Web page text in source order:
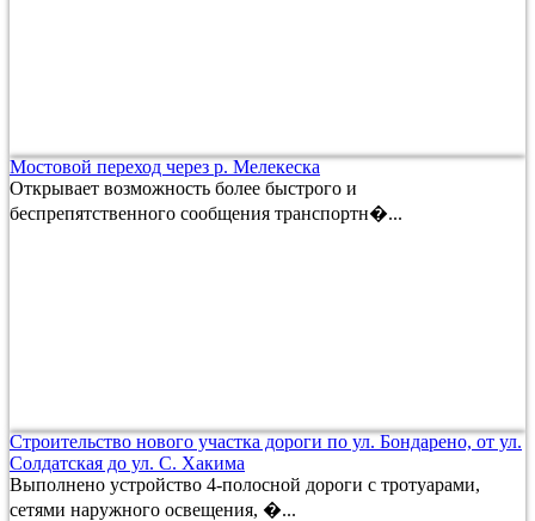
Мостовой переход через р. Мелекеска
Открывает возможность более быстрого и
беспрепятственного сообщения транспортн�...
Строительство нового участка дороги по ул. Бондарено, от ул.
Солдатская до ул. С. Хакима
Выполнено устройство 4-полосной дороги с тротуарами,
сетями наружного освещения, �...